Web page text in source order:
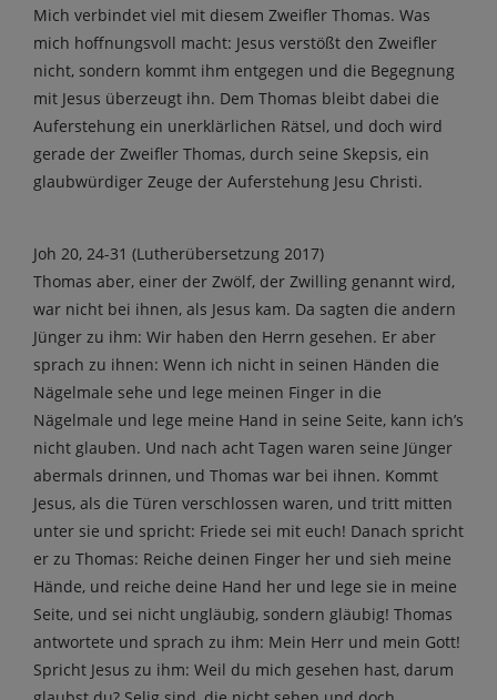
Mich verbindet viel mit diesem Zweifler Thomas. Was
mich hoffnungsvoll macht: Jesus verstößt den Zweifler
nicht, sondern kommt ihm entgegen und die Begegnung
mit Jesus überzeugt ihn. Dem Thomas bleibt dabei die
Auferstehung ein unerklärlichen Rätsel, und doch wird
gerade der Zweifler Thomas, durch seine Skepsis, ein
glaubwürdiger Zeuge der Auferstehung Jesu Christi.
Joh 20, 24-31 (Lutherübersetzung 2017)
Thomas aber, einer der Zwölf, der Zwilling genannt wird,
war nicht bei ihnen, als Jesus kam. Da sagten die andern
Jünger zu ihm: Wir haben den Herrn gesehen. Er aber
sprach zu ihnen: Wenn ich nicht in seinen Händen die
Nägelmale sehe und lege meinen Finger in die
Nägelmale und lege meine Hand in seine Seite, kann ich’s
nicht glauben. Und nach acht Tagen waren seine Jünger
abermals drinnen, und Thomas war bei ihnen. Kommt
Jesus, als die Türen verschlossen waren, und tritt mitten
unter sie und spricht: Friede sei mit euch! Danach spricht
er zu Thomas: Reiche deinen Finger her und sieh meine
Hände, und reiche deine Hand her und lege sie in meine
Seite, und sei nicht ungläubig, sondern gläubig! Thomas
antwortete und sprach zu ihm: Mein Herr und mein Gott!
Spricht Jesus zu ihm: Weil du mich gesehen hast, darum